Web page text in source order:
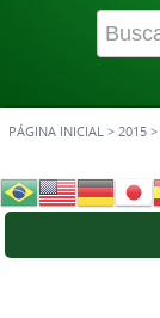
PÁGINA INICIAL > 2015 >